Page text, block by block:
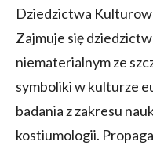
Dziedzictwa
Zajmuje się
niematerialnym ze
symboliki w kulturze
badania z zakresu
kostiumologii.